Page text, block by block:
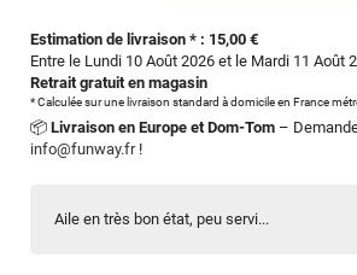
Aile en très bon état, peu servi...
Estimation de livraison * : 15,00 €
Entre le Lundi 10 Août 2026 et le Mardi 11 Août
Retrait gratuit en magasin
* Calculée sur une livraison standard à domicile en France
📦 Livraison en Europe et Dom-Tom –
info@funway.fr!